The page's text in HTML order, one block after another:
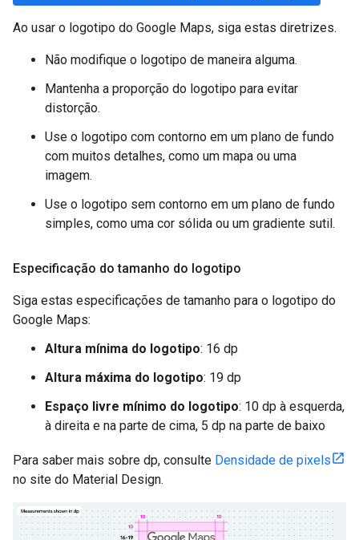
Ao usar o logotipo do Google Maps, siga estas diretrizes.
Não modifique o logotipo de maneira alguma.
Mantenha a proporção do logotipo para evitar
distorção.
Use o logotipo com contorno em um plano de fundo
com muitos detalhes, como um mapa ou uma
imagem.
Use o logotipo sem contorno em um plano de fundo
simples, como uma cor sólida ou um gradiente sutil.
Especificação do tamanho do logotipo
Siga estas especificações de tamanho para o logotipo do
Google Maps:
Altura mínima do logotipo: 16 dp
Altura máxima do logotipo: 19 dp
Espaço livre mínimo do logotipo: 10 dp à esquerda,
à direita e na parte de cima, 5 dp na parte de baixo
Para saber mais sobre dp, consulte Densidade de pixels
no site do Material Design.